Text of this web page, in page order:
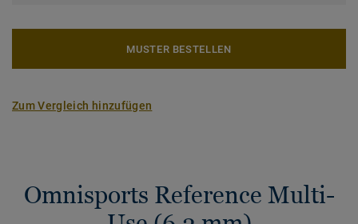
MUSTER BESTELLEN
Zum Vergleich hinzufügen
Omnisports Reference Multi-